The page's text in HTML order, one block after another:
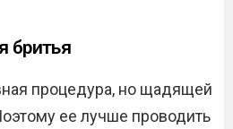
бритья
процедура, но щадящей
ее лучше проводить